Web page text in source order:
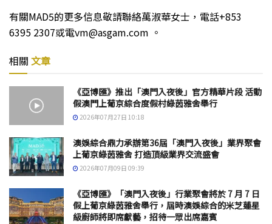
有關MAD5的更多信息敬請聯絡萬淑華女士，電話+853
6395 2307或電vm@asgam.com 。
相關 文章
《亞博匯》推出「澳門入夜後」官方精華片段 活動
假澳門上葡京綜合度假村綠茵雅舍舉行
2026年07月27日 10:18
澳娛綜合鼎力承辦第36屆「澳門入夜後」業界聚會
上葡京綠茵雅舍 打造頂級業界交流盛會
2026年07月09日 09:39
《亞博匯》「澳門入夜後」行業聚會將於 7 月 7 日
假上葡京綠茵雅舍舉行，屆時澳娛綜合的米芝蓮星
級廚師將即席獻藝，招待一眾出席嘉賓